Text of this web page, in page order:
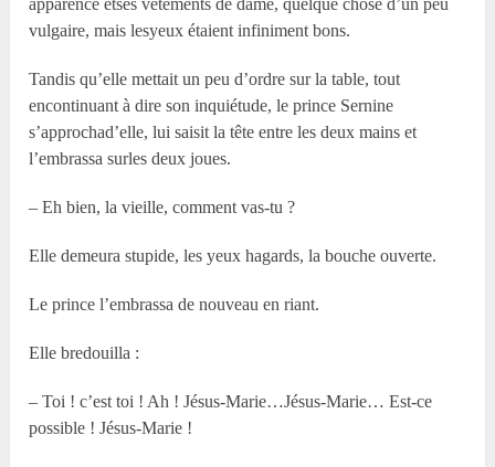
apparence etses vêtements de dame, quelque chose d’un peu
vulgaire, mais lesyeux étaient infiniment bons.
Tandis qu’elle mettait un peu d’ordre sur la table, tout
encontinuant à dire son inquiétude, le prince Sernine
s’approchad’elle, lui saisit la tête entre les deux mains et
l’embrassa surles deux joues.
– Eh bien, la vieille, comment vas-tu ?
Elle demeura stupide, les yeux hagards, la bouche ouverte.
Le prince l’embrassa de nouveau en riant.
Elle bredouilla :
– Toi ! c’est toi ! Ah ! Jésus-Marie…Jésus-Marie… Est-ce
possible ! Jésus-Marie !